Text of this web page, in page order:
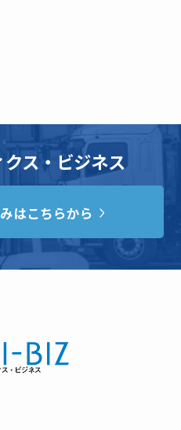
ス・ビジネス
はこちらから